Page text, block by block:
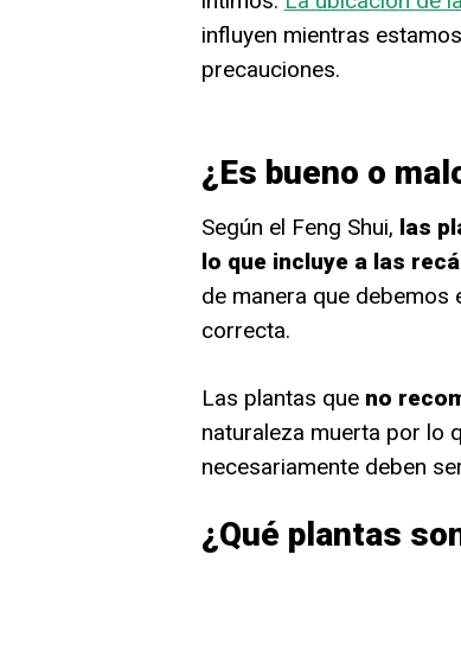
influyen mientras
precauciones.
¿Es bueno o
Según el Feng Shui, las
lo que incluye a las
de manera que debemos
correcta.
Las plantas que no
naturaleza muerta por lo
necesariamente deben
¿Qué plantas